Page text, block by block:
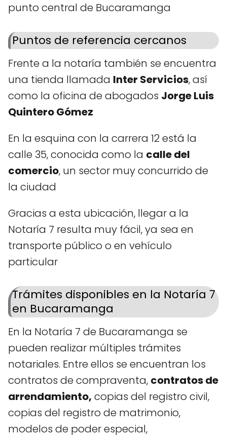
punto central de Bucaramanga
Puntos de referencia cercanos
Frente a la notaría también se encuentra
una tienda llamada Inter Servicios, así
como la oficina de abogados Jorge Luis
Quintero Gómez
En la esquina con la carrera 12 está la
calle 35, conocida como la calle del
comercio, un sector muy concurrido de
la ciudad
Gracias a esta ubicación, llegar a la
Notaría 7 resulta muy fácil, ya sea en
transporte público o en vehículo
particular
Trámites disponibles en la Notaría 7
en Bucaramanga
En la Notaría 7 de Bucaramanga se
pueden realizar múltiples trámites
notariales. Entre ellos se encuentran los
contratos de compraventa, contratos de
arrendamiento, copias del registro civil,
copias del registro de matrimonio,
modelos de poder especial,